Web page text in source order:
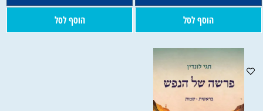
הוסף לסל הוסף לסל